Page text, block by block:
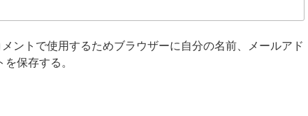
ントで使用するためブラウザーに自分の名前、メールアド
を保存する。